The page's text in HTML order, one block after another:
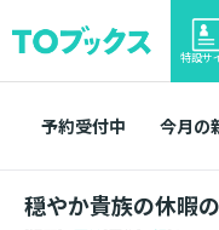
特設サ
予約受付中 今月の
穏やか貴族の休暇